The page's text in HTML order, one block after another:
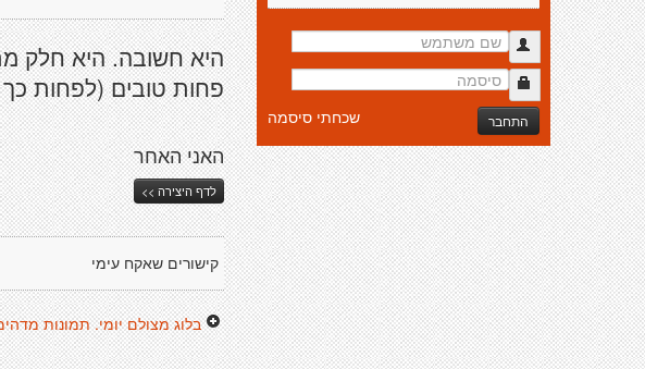
היא חשובה. היא חלק
פחות טובים (לפחות
האני האחר
לדף היצירה >>
קישורים שאקח עימי
בלוג מצולם יומי. תמונות
התחבר שכחתי סיסמה